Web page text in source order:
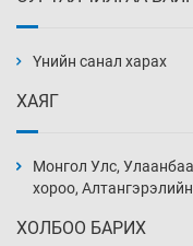
9 цаг
Үнийн санал харах
ХАЯГ
Монгол Улс,
хороо,
ХОЛБОО БАРИХ